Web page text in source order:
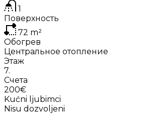
1
Поверхность
72 m²
Обогрев
Центральное отопление
Этаж
7.
Счета
200€
Kućni ljubimci
Nisu dozvoljeni